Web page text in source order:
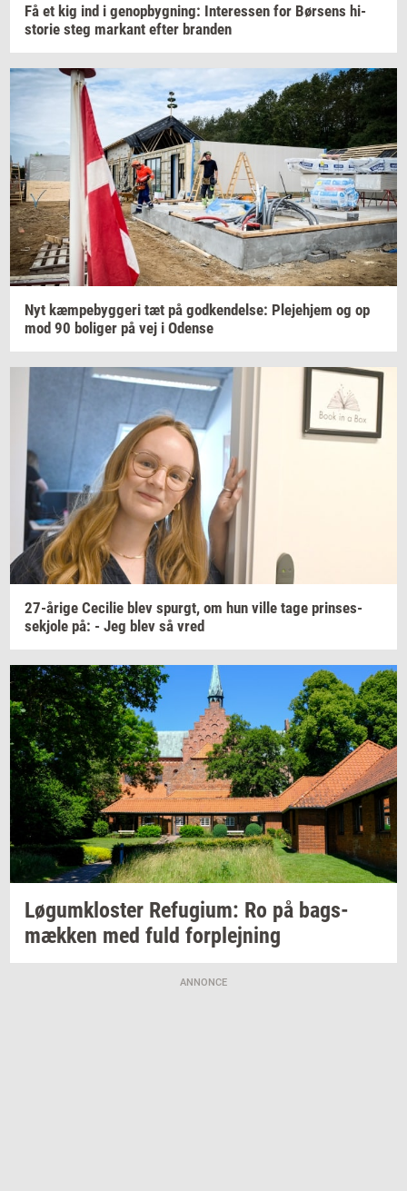
Få et kig ind i genop­byg­ning: In­ter­es­sen for Bør­sens hi­
sto­rie steg mar­kant efter bran­den
Nyt kæm­pe­byg­ge­ri tæt på god­ken­del­se: Ple­je­hjem og op
mod 90 bo­li­ger på vej i Oden­se
27-​årige Ce­ci­lie blev spurgt, om hun ville tage prin­ses­
sekjo­le på: - Jeg blev så vred
Løgum­klo­ster Re­fu­gi­um: Ro på bags­
mæk­ken med fuld for­plej­ning
ANNONCE